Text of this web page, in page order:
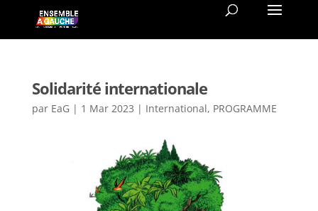
Solidarité internationale
par EaG | 1 Mar 2023 | International, PROGRAMME